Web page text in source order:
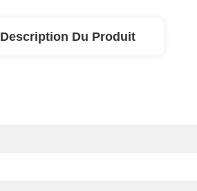
Description Du Produit